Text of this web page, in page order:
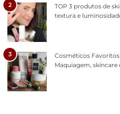
2
TOP 3 produtos de
textura e
3
Cosméticos
Maquiagem, skincare